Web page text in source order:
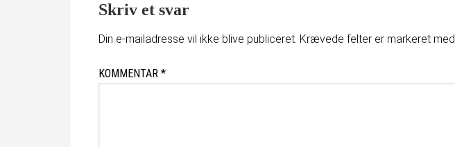
Skriv et svar
Din e-mailadresse vil ikke blive publiceret. Krævede felter er markeret med
KOMMENTAR *